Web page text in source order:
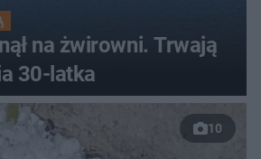
na żwirowni. Trwają
30-latka
10